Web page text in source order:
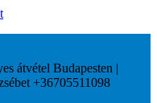
átvétel Budapesten |
+36705511098